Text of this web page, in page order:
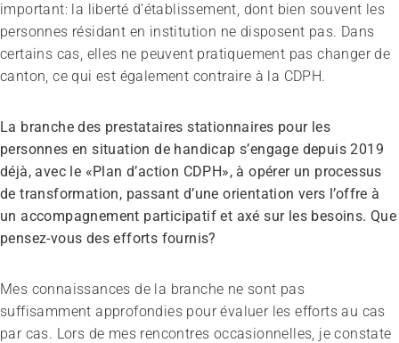
important: la liberté d’établissement, dont bien souvent les
personnes résidant en institution ne disposent pas. Dans
certains cas, elles ne peuvent pratiquement pas changer de
canton, ce qui est également contraire à la CDPH.
La branche des prestataires stationnaires pour les
personnes en situation de handicap s’engage depuis 2019
déjà, avec le «Plan d’action CDPH», à opérer un processus
de transformation, passant d’une orientation vers l’offre à
un accompagnement participatif et axé sur les besoins. Que
pensez-vous des efforts fournis?
Mes connaissances de la branche ne sont pas
suffisamment approfondies pour évaluer les efforts au cas
par cas. Lors de mes rencontres occasionnelles, je constate